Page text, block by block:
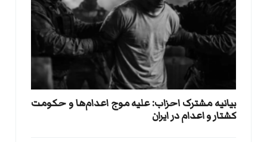
بيانيه مشترک احزاب: علیه موج اعدام‌ها و حکومت
کشتار و اعدام در ایران